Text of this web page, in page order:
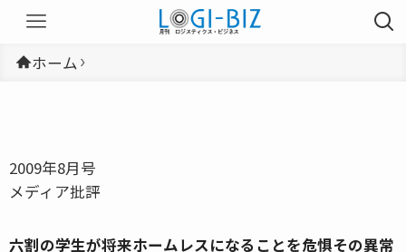
ホーム
2009年8月号
メディア批評
六割の学生が将来ホームレスになることを危惧その異常